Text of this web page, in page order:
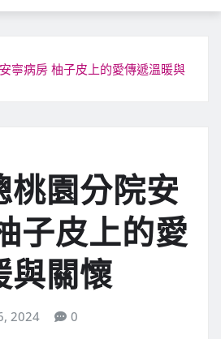
寧病房 柚子皮上的愛傳遞溫暖與
桃園分院安
子皮上的愛
與關懷
2024 0